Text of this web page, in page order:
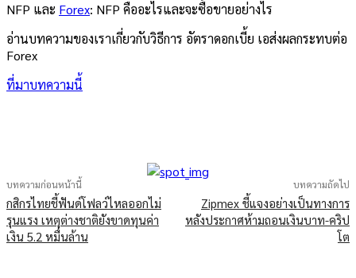
NFP และ Forex: NFP คืออะไรและจะซื้อขายอย่างไร
อ่านบทความของเราเกี่ยวกับวิธีการ อัตราดอกเบี้ย เอส่งผลกระทบต่อ
Forex
ที่มาบทความนี้
บทความก่อนหน้านี้
กสิกรไทยชี้ฟันด์โฟลว์ไหลออกไม่
รุนแรง เหตุต่างชาติยังขาดทุนค่า
เงิน 5.2 หมื่นล้าน
บทความถัดไป
Zipmex ชี้แจงอย่างเป็นทางการ
หลังประกาศห้ามถอนเงินบาท-คริป
โต